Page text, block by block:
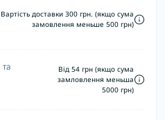
Вартість доставки 300 грн. (якщо сума
замовлення меньше 500 грн)
Від 54 грн (якщо сума
замловлення меньша
5000 грн)